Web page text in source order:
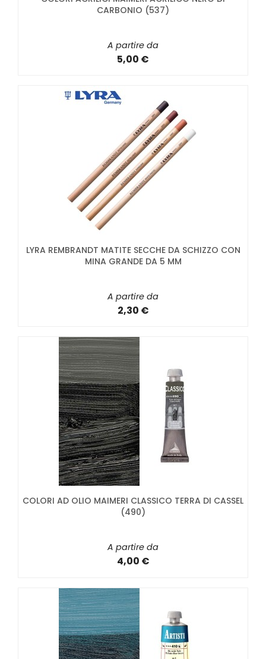
CARBONIO (537)
A partire da
5,00 €
LYRA REMBRANDT MATITE SECCHE DA SCHIZZO CON
MINA GRANDE DA 5 MM
A partire da
2,30 €
COLORI AD OLIO MAIMERI CLASSICO TERRA DI CASSEL
(490)
A partire da
4,00 €